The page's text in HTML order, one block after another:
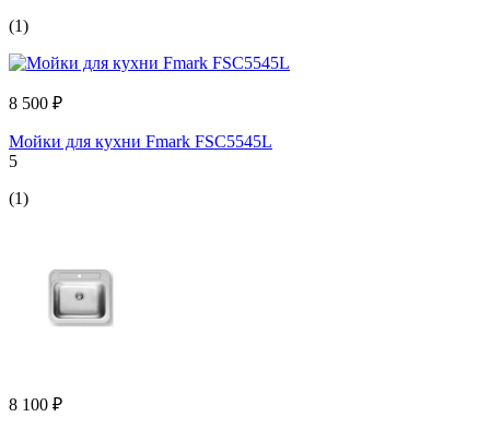
(1)
8 500 ₽
Мойки для кухни Fmark FSC5545L
5
(1)
8 100 ₽